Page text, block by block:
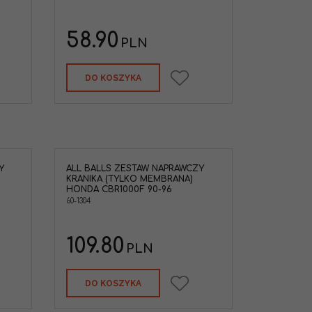
58.90 PLN
DO KOSZYKA
ALL BALLS ZESTAW NAPRAWCZY
KRANIKA (TYLKO MEMBRANA)
HONDA CBR1000F 90-96
60-1304
109.80 PLN
DO KOSZYKA